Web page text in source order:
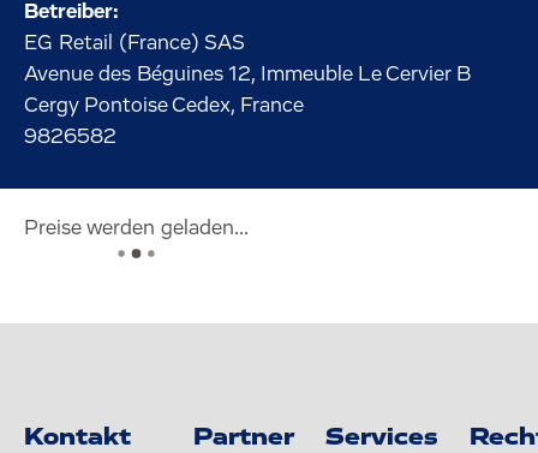
Betreiber:
EG Retail (France) SAS
Avenue des Béguines 12, Immeuble Le Cervier B
Cergy Pontoise Cedex, France
9826582
Preise werden geladen...
Kontakt Partner Services